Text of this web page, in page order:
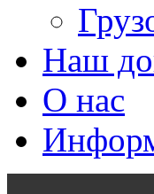
Наш
О нас